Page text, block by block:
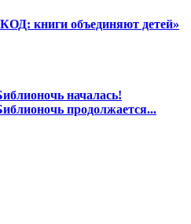
книги объединяют детей»
началась!
продолжается...